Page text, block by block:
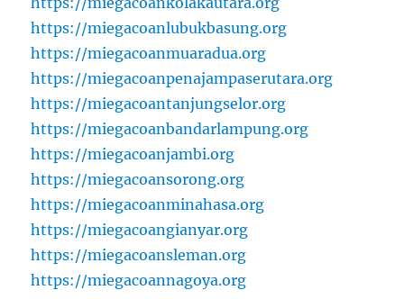
https://miegacoanlubukbasung.org
https://miegacoanmuaradua.org
https://miegacoanpenajampaserutara.org
https://miegacoantanjungselor.org
https://miegacoanbandarlampung.org
https://miegacoanjambi.org
https://miegacoansorong.org
https://miegacoanminahasa.org
https://miegacoangianyar.org
https://miegacoansleman.org
https://miegacoannagoya.org